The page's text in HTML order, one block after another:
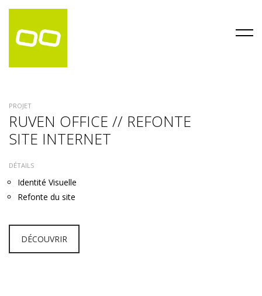
PROJET
RUVEN OFFICE // REFONTE
SITE INTERNET
DÉTAILS
Identité Visuelle
Refonte du site
DÉCOUVRIR